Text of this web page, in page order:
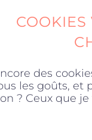
des
les goûts, et
? Ceux que